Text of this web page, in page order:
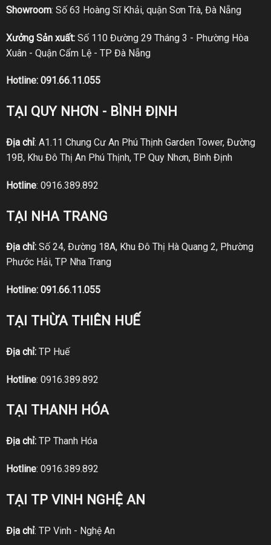
Showroom: Số 63 Hoàng Sĩ Khải, quận Sơn Trà, Đà Nẵng
Xưởng Sản xuất:Số 110 Đường 29 Tháng 3 - Phường Hòa
Xuân - Quận Cẩm Lệ - TP Đà Nẵng
Hotline: 091.66.11.055
TẠI QUY NHƠN - BÌNH ĐỊNH
Địa chỉ: A1.11 Chung Cư An Phú Thịnh Garden Tower, Đường
19B, Khu Đô Thị An Phú Thịnh, TP Quy Nhơn, Bình Định
Hotline: 0916.389.892
TẠI NHA TRANG
Địa chỉ:Số 24, Đường 18A, Khu Đô Thị Hà Quang 2, Phường
Phước Hải, TP Nha Trang
Hotline: 091.66.11.055
TẠI THỪA THIÊN HUẾ
Địa chỉ:TP Huế
Hotline: 0916.389.892
TẠI THANH HÓA
Địa chỉ:TP Thanh Hóa
Hotline: 0916.389.892
TẠI TP VINH NGHỆ AN
Địa chỉ: TP Vinh - Nghệ An